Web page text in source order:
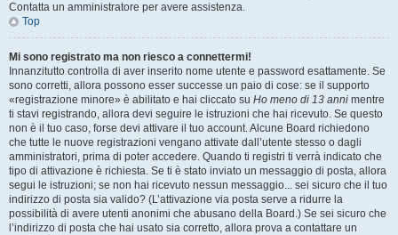
Contatta un amministratore per avere assistenza.
Top
Mi sono registrato ma non riesco a connettermi!
Innanzitutto controlla di aver inserito nome utente e password esattamente. Se
sono corretti, allora possono esser successe un paio di cose: se il supporto
«registrazione minore» è abilitato e hai cliccato su Ho meno di 13 anni mentre
ti stavi registrando, allora devi seguire le istruzioni che hai ricevuto. Se questo
non è il tuo caso, forse devi attivare il tuo account. Alcune Board richiedono
che tutte le nuove registrazioni vengano attivate dall’utente stesso o dagli
amministratori, prima di poter accedere. Quando ti registri ti verrà indicato che
tipo di attivazione è richiesta. Se ti è stato inviato un messaggio di posta, allora
segui le istruzioni; se non hai ricevuto nessun messaggio... sei sicuro che il tuo
indirizzo di posta sia valido? (L’attivazione via posta serve a ridurre la
possibilità di avere utenti anonimi che abusano della Board.) Se sei sicuro che
l’indirizzo di posta che hai usato sia corretto, allora prova a contattare un